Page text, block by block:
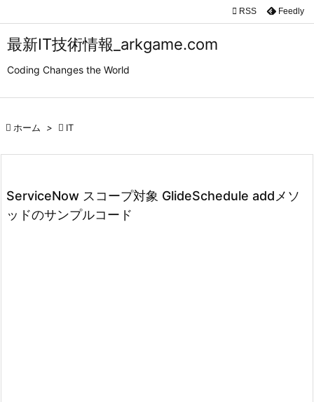
最新IT技術情報_arkgame.com
Coding Changes the World


検索
 RSS Feedly
 ホーム >  IT
ServiceNow スコープ対象 GlideSchedule addメソ
ッドのサンプルコード